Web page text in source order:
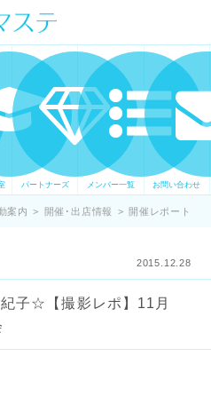
ます。 手づくり
ステ スキル・セ
ママが集まって
。
パートナーズ メンバー一覧 お問い合わせ
案内 > 開催･出店情報 > 開催レポート
2015.12.28
子☆【撮影レポ】11月